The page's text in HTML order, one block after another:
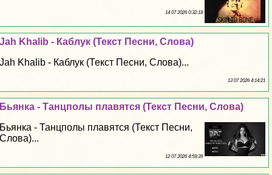
14 07 2026 0:32:18
Jah Khalib - Каблук (Текст Песни, Слова)
Jah Khalib - Каблук (Текст Песни, Слова)...
13 07 2026 4:14:21
Бьянка - Танцполы плавятся (Текст Песни, Слова)
Бьянка - Танцполы плавятся (Текст Песни,
Слова)...
12 07 2026 4:59:39